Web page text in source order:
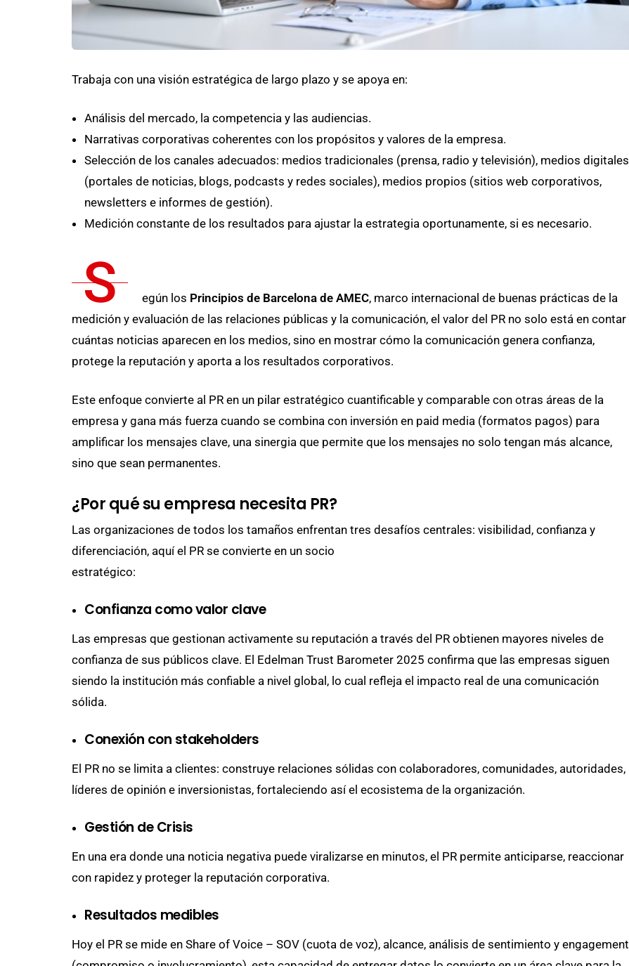
Trabaja con una visión estratégica de largo plazo y se apoya en:
Análisis del mercado, la competencia y las audiencias.
Narrativas corporativas coherentes con los propósitos y valores de la empresa.
Selección de los canales adecuados: medios tradicionales (prensa, radio y televisión), medios digitales
(portales de noticias, blogs, podcasts y redes sociales), medios propios (sitios web corporativos,
newsletters e informes de gestión).
Medición constante de los resultados para ajustar la estrategia oportunamente, si es necesario.
S egún los Principios de Barcelona de AMEC, marco internacional de buenas prácticas de la
medición y evaluación de las relaciones públicas y la comunicación, el valor del PR no solo está en contar
cuántas noticias aparecen en los medios, sino en mostrar cómo la comunicación genera confianza,
protege la reputación y aporta a los resultados corporativos.
Este enfoque convierte al PR en un pilar estratégico cuantificable y comparable con otras áreas de la
empresa y gana más fuerza cuando se combina con inversión en paid media (formatos pagos) para
amplificar los mensajes clave, una sinergia que permite que los mensajes no solo tengan más alcance,
sino que sean permanentes.
¿Por qué su empresa necesita PR?
Las organizaciones de todos los tamaños enfrentan tres desafíos centrales: visibilidad, confianza y
diferenciación, aquí el PR se convierte en un socio
estratégico:
Confianza como valor clave
Las empresas que gestionan activamente su reputación a través del PR obtienen mayores niveles de
confianza de sus públicos clave. El Edelman Trust Barometer 2025 confirma que las empresas siguen
siendo la institución más confiable a nivel global, lo cual refleja el impacto real de una comunicación
sólida.
Conexión con stakeholders
El PR no se limita a clientes: construye relaciones sólidas con colaboradores, comunidades, autoridades,
líderes de opinión e inversionistas, fortaleciendo así el ecosistema de la organización.
Gestión de Crisis
En una era donde una noticia negativa puede viralizarse en minutos, el PR permite anticiparse, reaccionar
con rapidez y proteger la reputación corporativa.
Resultados medibles
Hoy el PR se mide en Share of Voice – SOV (cuota de voz), alcance, análisis de sentimiento y engagement